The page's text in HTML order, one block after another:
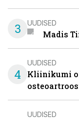
3 UUDISED
Madis
4
UUDISED
Kliinikumi
UUDISED